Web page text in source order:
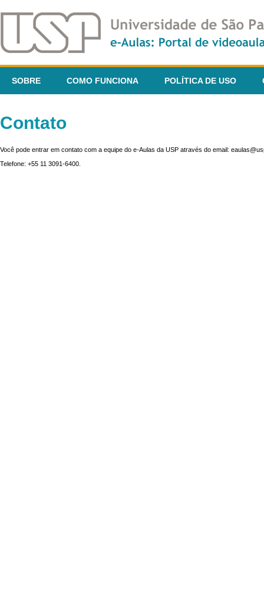
SOBRE COMO FUNCIONA POLÍTICA DE USO
Contato
Você pode entrar em contato com a equipe do e-Aulas da USP através do email:
Telefone: +55 11 3091-6400.